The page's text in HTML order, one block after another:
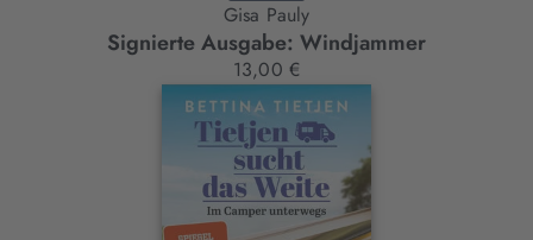
Gisa Pauly
Signierte Ausgabe: Windjammer
13,00 €